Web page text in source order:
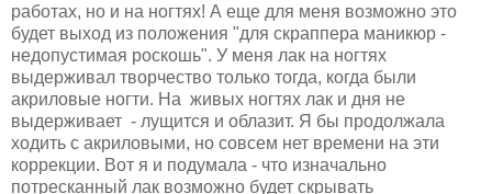
работах, но и на ногтях! А еще для меня возможно это
будет выход из положения "для скраппера маникюр -
недопустимая роскошь". У меня лак на ногтях
выдерживал творчество только тогда, когда были
акриловые ногти. На живых ногтях лак и дня не
выдерживает - лущится и облазит. Я бы продолжала
ходить с акриловыми, но совсем нет времени на эти
коррекции. Вот я и подумала - что изначально
потресканный лак возможно будет скрывать